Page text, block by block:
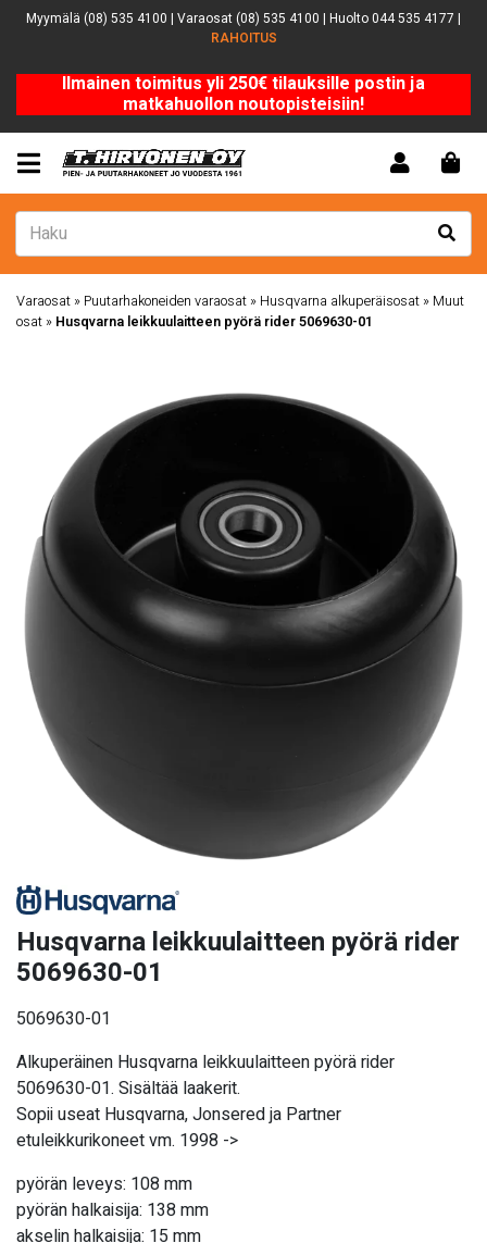
Myymälä (08) 535 4100 | Varaosat (08) 535 4100 | Huolto 044 535 4177 |
RAHOITUS
Ilmainen toimitus yli 250€ tilauksille postin ja
matkahuollon noutopisteisiin!
Varaosat » Puutarhakoneiden varaosat » Husqvarna alkuperäisosat » Muut
osat » Husqvarna leikkuulaitteen pyörä rider 5069630-01
Husqvarna leikkuulaitteen pyörä rider
5069630-01
5069630-01
Alkuperäinen Husqvarna leikkuulaitteen pyörä rider
5069630-01. Sisältää laakerit.
Sopii useat Husqvarna, Jonsered ja Partner
etuleikkurikoneet vm. 1998 ->
pyörän leveys: 108 mm
pyörän halkaisija: 138 mm
akselin halkaisija: 15 mm